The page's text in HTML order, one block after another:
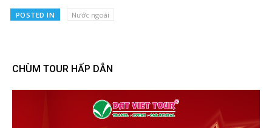
POSTED IN Nước ngoài
CHÙM TOUR HẤP DẪN